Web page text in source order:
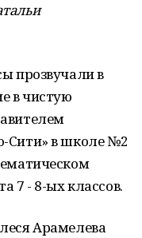
прозвучали в
в чистую
Сити» в школе №2
7 - 8-ых классов.
Арамелева